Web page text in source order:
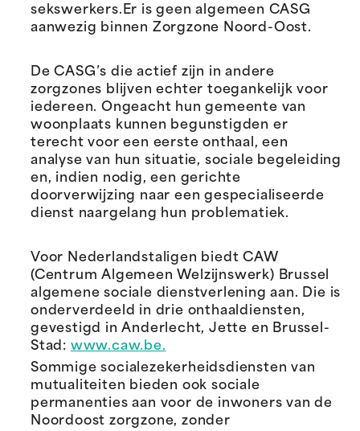
sekswerkers.Er is geen algemeen CASG
aanwezig binnen Zorgzone Noord-Oost.
De CASG’s die actief zijn in andere
zorgzones blijven echter toegankelijk voor
iedereen. Ongeacht hun gemeente van
woonplaats kunnen begunstigden er
terecht voor een eerste onthaal, een
analyse van hun situatie, sociale begeleiding
en, indien nodig, een gerichte
doorverwijzing naar een gespecialiseerde
dienst naargelang hun problematiek.
Voor Nederlandstaligen biedt CAW
(Centrum Algemeen Welzijnswerk) Brussel
algemene sociale dienstverlening aan. Die is
onderverdeeld in drie onthaaldiensten,
gevestigd in Anderlecht, Jette en Brussel-
Stad: www.caw.be.
Sommige socialezekerheidsdiensten van
mutualiteiten bieden ook sociale
permanenties aan voor de inwoners van de
Noordoost zorgzone, zonder